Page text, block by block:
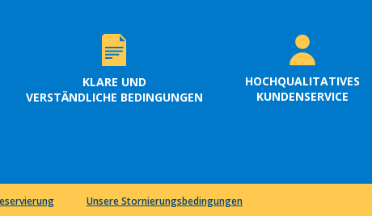
KLARE UND
VERSTÄNDLICHE BEDINGUNGEN
HOCHQUALITATIVES
KUNDENSERVICE
Unsere Stornierungsbedingungen